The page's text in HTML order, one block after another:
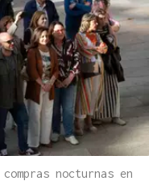
nocturnas en